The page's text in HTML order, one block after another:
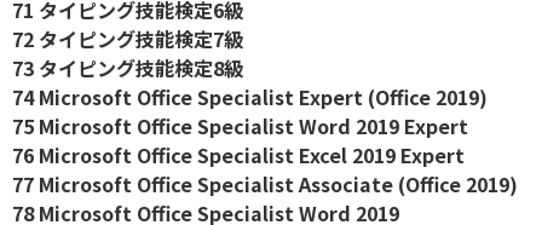
71 タイピング技能検定6級
72 タイピング技能検定7級
73 タイピング技能検定8級
74 Microsoft Office Specialist Expert (Office 2019)
75 Microsoft Office Specialist Word 2019 Expert
76 Microsoft Office Specialist Excel 2019 Expert
77 Microsoft Office Specialist Associate (Office 2019)
78 Microsoft Office Specialist Word 2019